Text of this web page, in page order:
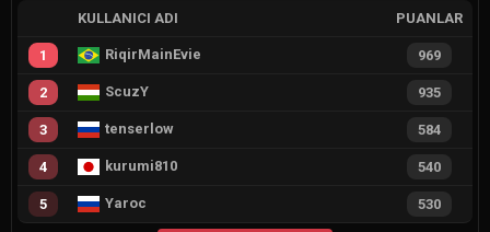
KULLANICI ADI PUANLAR
1 RiqirMainEvie 969
2 ScuzY 935
3 tenserlow 584
4 kurumi810 540
5 Yaroc 530